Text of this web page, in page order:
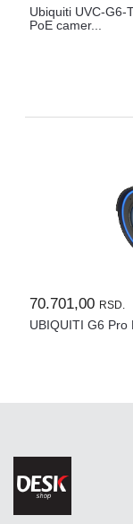
Ubiquiti UVC-G6-
PoE camer...
70.701,00 RSD.
UBIQUITI G6 Pro